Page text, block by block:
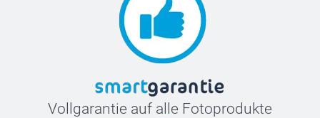
Vollgarantie auf alle Fotoprodukte